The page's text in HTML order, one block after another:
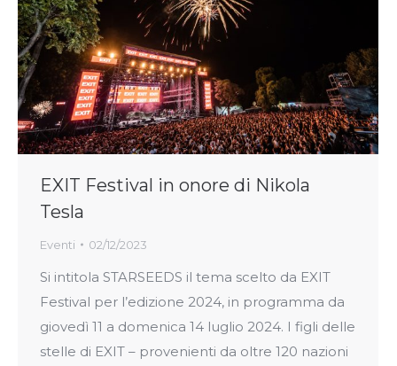
EXIT Festival in onore di Nikola
Tesla
Eventi 02/12/2023
Si intitola STARSEEDS il tema scelto da EXIT
Festival per l’edizione 2024, in programma da
giovedì 11 a domenica 14 luglio 2024. I figli delle
stelle di EXIT – provenienti da oltre 120 nazioni